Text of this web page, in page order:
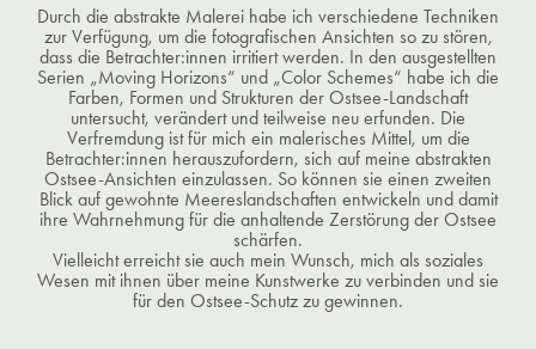
Durch die abstrakte Malerei habe ich verschiedene Techniken
zur Verfügung, um die fotografischen Ansichten so zu stören,
dass die Betrachter:innen irritiert werden. In den ausgestellten
Serien „Moving Horizons“ und „Color Schemes“ habe ich die
Farben, Formen und Strukturen der Ostsee-Landschaft
untersucht, verändert und teilweise neu erfunden. Die
Verfremdung ist für mich ein malerisches Mittel, um die
Betrachter:innen herauszufordern, sich auf meine abstrakten
Ostsee-Ansichten einzulassen. So können sie einen zweiten
Blick auf gewohnte Meereslandschaften entwickeln und damit
ihre Wahrnehmung für die anhaltende Zerstörung der Ostsee
schärfen.
Vielleicht erreicht sie auch mein Wunsch, mich als soziales
Wesen mit ihnen über meine Kunstwerke zu verbinden und sie
für den Ostsee-Schutz zu gewinnen.